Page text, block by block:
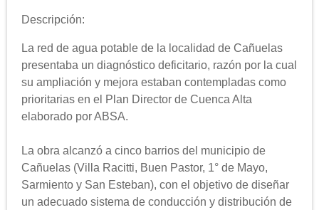
Descripción:
La red de agua potable de la localidad de Cañuelas
presentaba un diagnóstico deficitario, razón por la cual
su ampliación y mejora estaban contempladas como
prioritarias en el Plan Director de Cuenca Alta
elaborado por ABSA.
La obra alcanzó a cinco barrios del municipio de
Cañuelas (Villa Racitti, Buen Pastor, 1° de Mayo,
Sarmiento y San Esteban), con el objetivo de diseñar
un adecuado sistema de conducción y distribución de